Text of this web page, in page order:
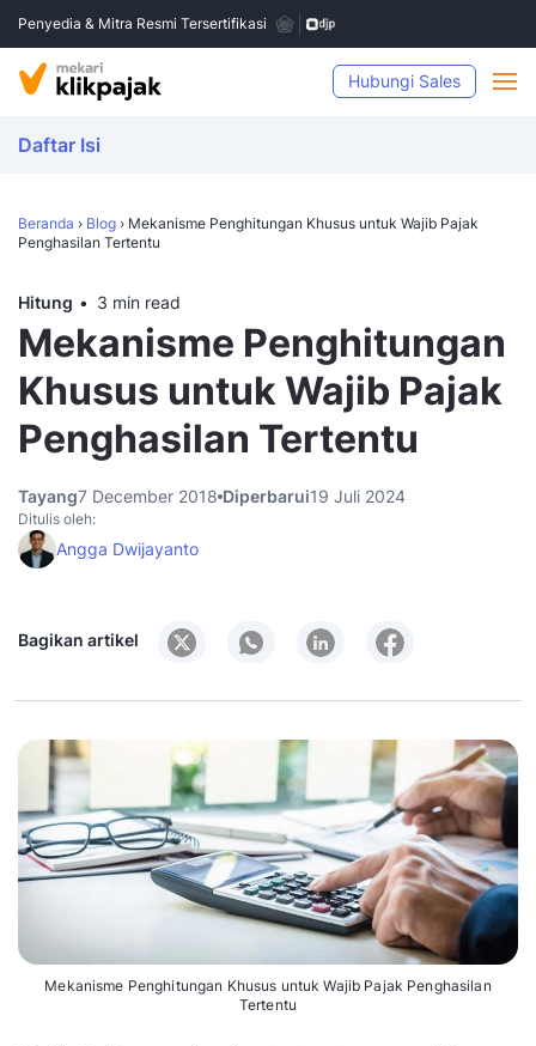
Penyedia & Mitra Resmi Tersertifikasi
Hubungi Sales
Daftar Isi
Beranda › Blog › Mekanisme Penghitungan Khusus untuk Wajib Pajak
Penghasilan Tertentu
Hitung 3 min read
Mekanisme Penghitungan
Khusus untuk Wajib Pajak
Penghasilan Tertentu
Tayang7 December 2018 Diperbarui19 Juli 2024
Ditulis oleh:
Angga Dwijayanto
Bagikan artikel
Mekanisme Penghitungan Khusus untuk Wajib Pajak Penghasilan
Tertentu